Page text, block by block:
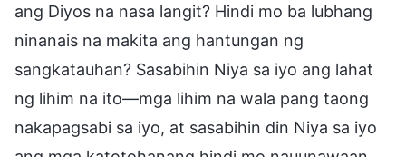
ang Diyos na nasa langit? Hindi mo ba lubhang
ninanais na makita ang hantungan ng
sangkatauhan? Sasabihin Niya sa iyo ang lahat
ng lihim na ito—mga lihim na wala pang taong
nakapagsabi sa iyo, at sasabihin din Niya sa iyo